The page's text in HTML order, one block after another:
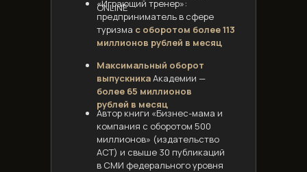
ONLINE
«Играющий тренер»:
предприниматель в сфере
туризма с оборотом более 113
миллионов рублей в месяц
Максимальный оборот
выпускникаАкадемии —
более 65 миллионов
рублей в месяц
Автор книги «Бизнес-мама и
компания с оборотом 500
миллионов» (издательство
АСТ) и свыше 30 публикаций
в СМИ федерального уровня